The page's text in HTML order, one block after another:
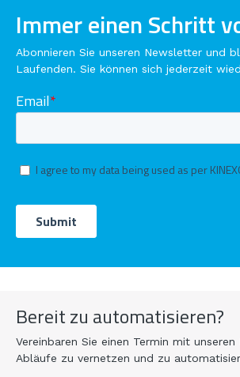
Immer einen Schritt
Abonnieren Sie unseren Newsletter und
Laufenden. Sie können sich jederzeit
Bereit zu automatisieren?
Vereinbaren Sie einen Termin mit
Abläufe zu vernetzen und zu